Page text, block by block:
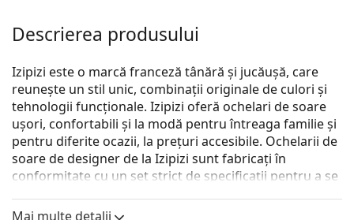
Descrierea produsului
Izipizi este o marcă franceză tânără și jucăușă, care
reunește un stil unic, combinații originale de culori și
tehnologii funcționale. Izipizi oferă ochelari de soare
ușori, confortabili și la modă pentru întreaga familie și
pentru diferite ocazii, la prețuri accesibile. Ochelarii de
soare de designer de la Izipizi sunt fabricați în
conformitate cu un set strict de specificații pentru a se
copii nu conține BPA și este hipoalergenică. Pentru a
Mai multe detalii